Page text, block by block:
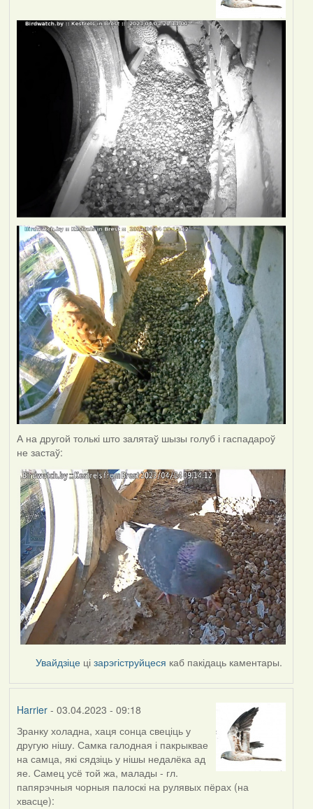
А на другой толькі што залятаў шызы голуб і гаспадароў
не застаў:
Увайдзіце цізарэгіструйцеся каб пакідаць каментары.
Harrier- 03.04.2023 - 09:18
Зранку холадна, хаця сонца свеціць у
другую нішу. Самка галодная і пакрыквае
на самца, які сядзіць у нішы недалёка ад
яе. Самец усё той жа, малады - гл.
папярэчныя чорныя палоскі на рулявых пёрах (на
хвасце):